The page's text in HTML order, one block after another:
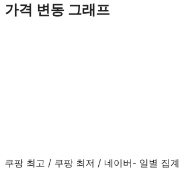
가격 변동 그래프
쿠팡 최고 / 쿠팡 최저 / 네이버- 일별 집계